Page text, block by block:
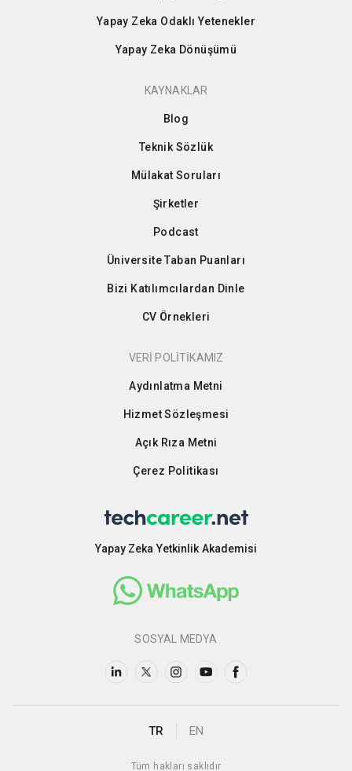
Yapay Zeka Odaklı Yetenekler
Yapay Zeka Dönüşümü
KAYNAKLAR
Blog
Teknik Sözlük
Mülakat Soruları
Şirketler
Podcast
Üniversite Taban Puanları
Bizi Katılımcılardan Dinle
CV Örnekleri
VERİ POLİTİKAMIZ
Aydınlatma Metni
Hizmet Sözleşmesi
Açık Rıza Metni
Çerez Politikası
Yapay Zeka Yetkinlik Akademisi
SOSYAL MEDYA
TR EN
Tüm hakları saklıdır